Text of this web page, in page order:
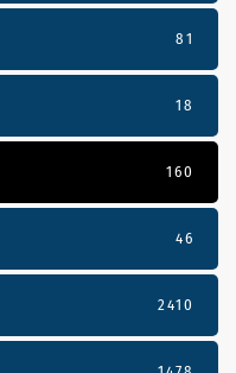
81
18
160
46
2410